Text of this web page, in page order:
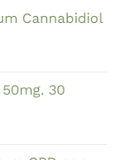
Cannabidiol
30